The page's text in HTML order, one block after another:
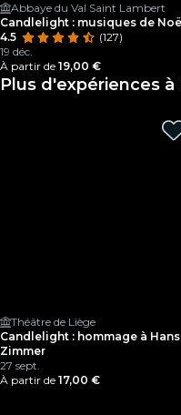
Abbaye du Val Saint Lambert
Candlelight : musiques de Noël
4.5
(127)
19 déc.
À partir de 19,00 €
Plus d'expériences à
Théâtre de Liège
Candlelight : hommage à Hans
Zimmer
27 sept.
À partir de 17,00 €